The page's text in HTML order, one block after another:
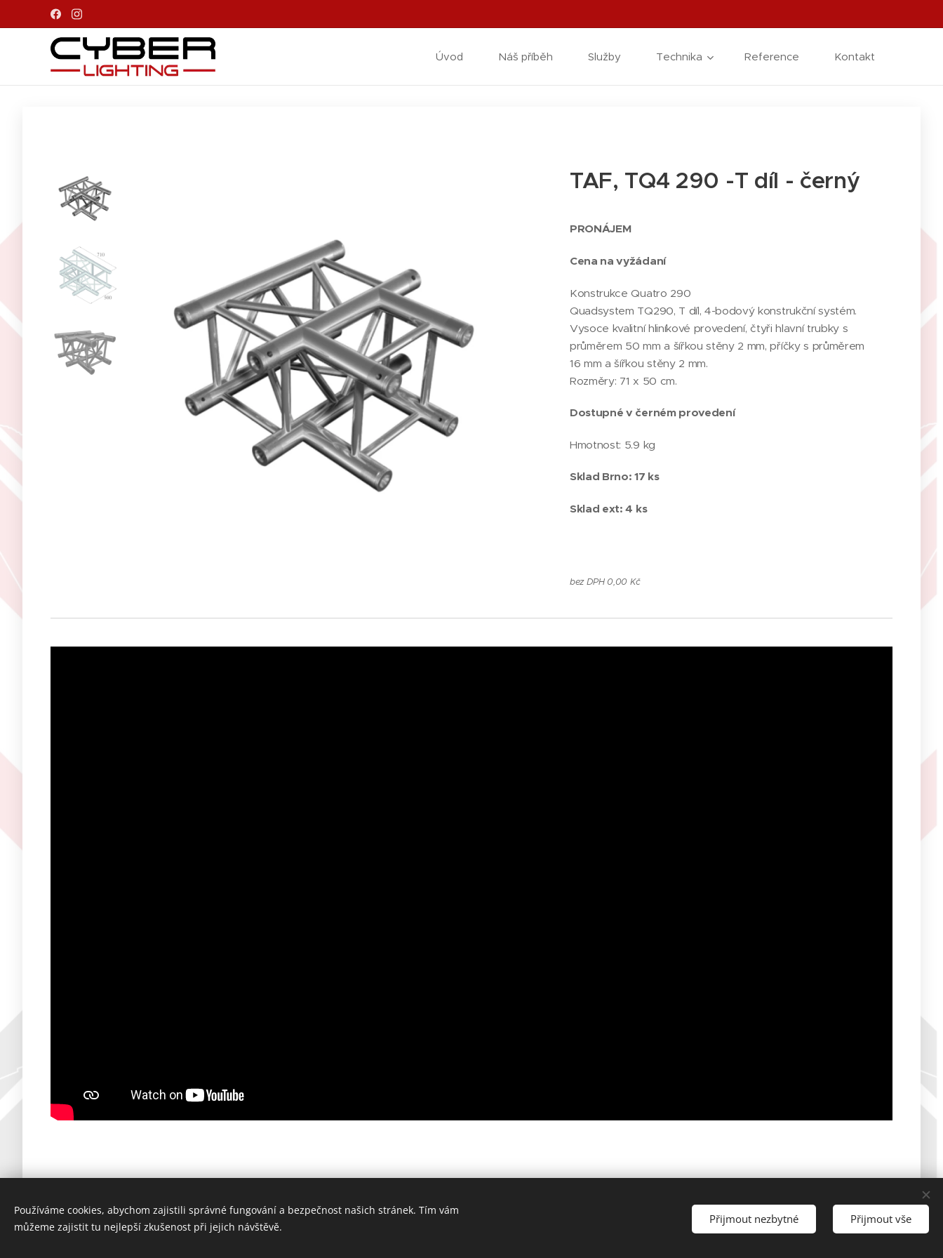
Úvod Náš příběh Služby Technika Reference Kontakt
TAF, TQ4 290 -T díl - černý
PRONÁJEM
Cena na vyžádaní
Konstrukce Quatro 290
Quadsystem TQ290, T díl, 4-bodový konstrukční systém.
Vysoce kvalitní hliníkové provedení, čtyři hlavní trubky s
průměrem 50 mm a šířkou stěny 2 mm, příčky s průměrem
16 mm a šířkou stěny 2 mm.
Rozměry: 71 x 50 cm.
Dostupné v černém provedení
Hmotnost: 5.9 kg
Sklad Brno: 17 ks
Sklad ext: 4 ks
bez DPH 0,00 Kč
Používáme cookies, abychom zajistili správné fungování a bezpečnost našich stránek. Tím vám
můžeme zajistit tu nejlepší zkušenost při jejich návštěvě.
Přijmout nezbytné Přijmout vše